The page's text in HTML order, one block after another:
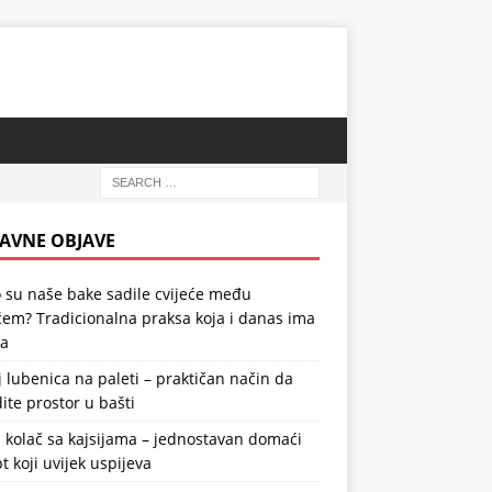
OBJAVE
su naše bake sadile cvijeće među
Tradicionalna praksa koja i danas ima
lubenica na paleti – praktičan način da
prostor u bašti
kolač sa kajsijama – jednostavan domaći
koji uvijek uspijeva